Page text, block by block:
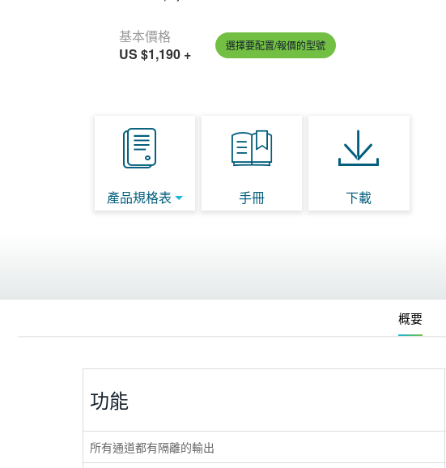
基本價格
US $1,190 + 選擇要配置/報價的型號
產品規格表 手冊 下載
概要
功能
所有通道都有隔離的輸出